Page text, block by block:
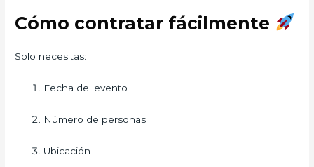
Cómo contratar fácilmente
Solo necesitas:
Fecha del evento
Número de personas
Ubicación